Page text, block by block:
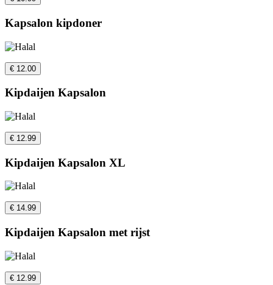
Kapsalon kipdoner
€ 12.00
Kipdaijen Kapsalon
€ 12.99
Kipdaijen Kapsalon XL
€ 14.99
Kipdaijen Kapsalon met rijst
€ 12.99